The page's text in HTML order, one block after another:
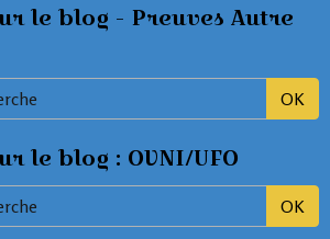
le blog - Preuves Autre
OK
le blog : OVNI/UFO
OK